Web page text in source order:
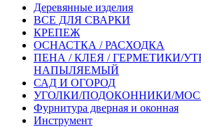
Деревянные изделия
ВСЕ ДЛЯ СВАРКИ
КРЕПЕЖ
ОСНАСТКА / РАСХОДКА
ПЕНА / КЛЕЯ / ГЕРМЕТИКИ/
НАПЫЛЯЕМЫЙ
САД И ОГОРОД
УГОЛКИ/ПОДОКОННИКИ/
Фурнитура дверная и оконная
Инструмент